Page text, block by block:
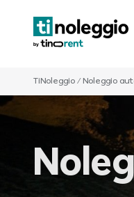
TiNoleggio / Noleggio